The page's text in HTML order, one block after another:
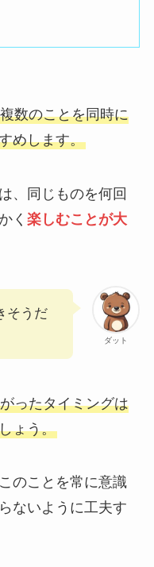
複数のことを同時に
めします。
、同じものを何回
く 楽しむことが大
ダット
そうだ
ったタイミングは
ょう。
のことを常に意識
ないように工夫す